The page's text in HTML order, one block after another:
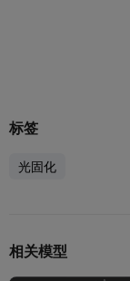
标签
光固化
相关模型